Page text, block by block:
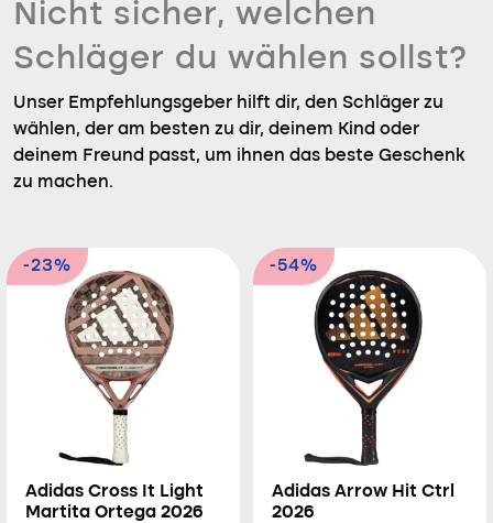
Nicht sicher, welchen
Schläger du wählen sollst?
Unser Empfehlungsgeber hilft dir, den Schläger zu
wählen, der am besten zu dir, deinem Kind oder
deinem Freund passt, um ihnen das beste Geschenk
zu machen.
-23%
Adidas Cross It Light
Martita Ortega 2026
-54%
Adidas Arrow Hit Ctrl
2026